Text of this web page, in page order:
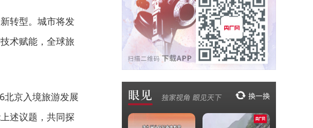
转型。城市将发
术赋能，全球旅
京入境旅游发展
述议题，共同探